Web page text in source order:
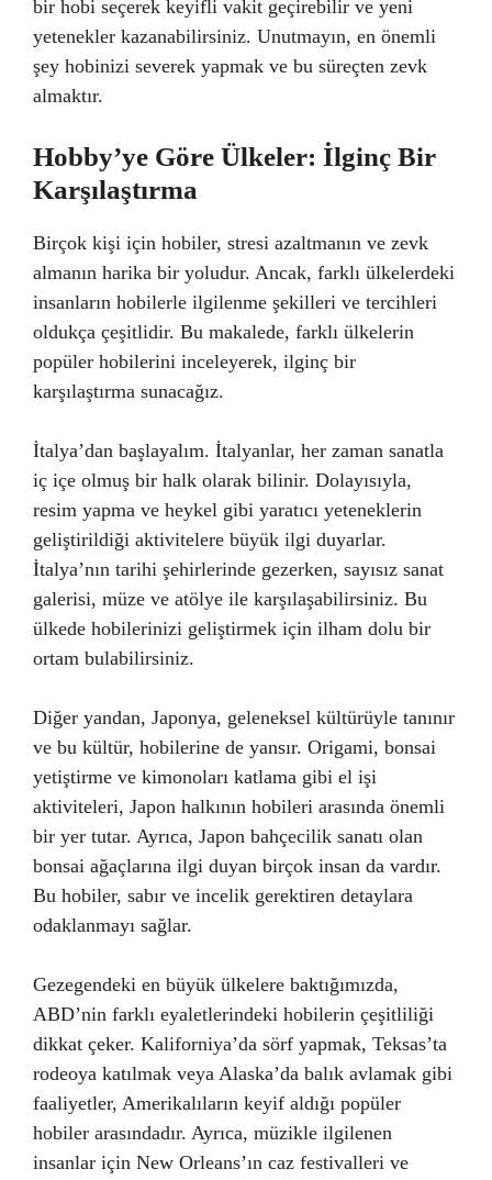
bir hobi seçerek keyifli vakit geçirebilir ve yeni
yetenekler kazanabilirsiniz. Unutmayın, en önemli
şey hobinizi severek yapmak ve bu süreçten zevk
almaktır.
Hobby’ye Göre Ülkeler: İlginç Bir
Karşılaştırma
Birçok kişi için hobiler, stresi azaltmanın ve zevk
almanın harika bir yoludur. Ancak, farklı ülkelerdeki
insanların hobilerle ilgilenme şekilleri ve tercihleri
oldukça çeşitlidir. Bu makalede, farklı ülkelerin
popüler hobilerini inceleyerek, ilginç bir
karşılaştırma sunacağız.
İtalya’dan başlayalım. İtalyanlar, her zaman sanatla
iç içe olmuş bir halk olarak bilinir. Dolayısıyla,
resim yapma ve heykel gibi yaratıcı yeteneklerin
geliştirildiği aktivitelere büyük ilgi duyarlar.
İtalya’nın tarihi şehirlerinde gezerken, sayısız sanat
galerisi, müze ve atölye ile karşılaşabilirsiniz. Bu
ülkede hobilerinizi geliştirmek için ilham dolu bir
ortam bulabilirsiniz.
Diğer yandan, Japonya, geleneksel kültürüyle tanınır
ve bu kültür, hobilerine de yansır. Origami, bonsai
yetiştirme ve kimonoları katlama gibi el işi
aktiviteleri, Japon halkının hobileri arasında önemli
bir yer tutar. Ayrıca, Japon bahçecilik sanatı olan
bonsai ağaçlarına ilgi duyan birçok insan da vardır.
Bu hobiler, sabır ve incelik gerektiren detaylara
odaklanmayı sağlar.
Gezegendeki en büyük ülkelere baktığımızda,
ABD’nin farklı eyaletlerindeki hobilerin çeşitliliği
dikkat çeker. Kaliforniya’da sörf yapmak, Teksas’ta
rodeoya katılmak veya Alaska’da balık avlamak gibi
faaliyetler, Amerikalıların keyif aldığı popüler
hobiler arasındadır. Ayrıca, müzikle ilgilenen
insanlar için New Orleans’ın caz festivalleri ve